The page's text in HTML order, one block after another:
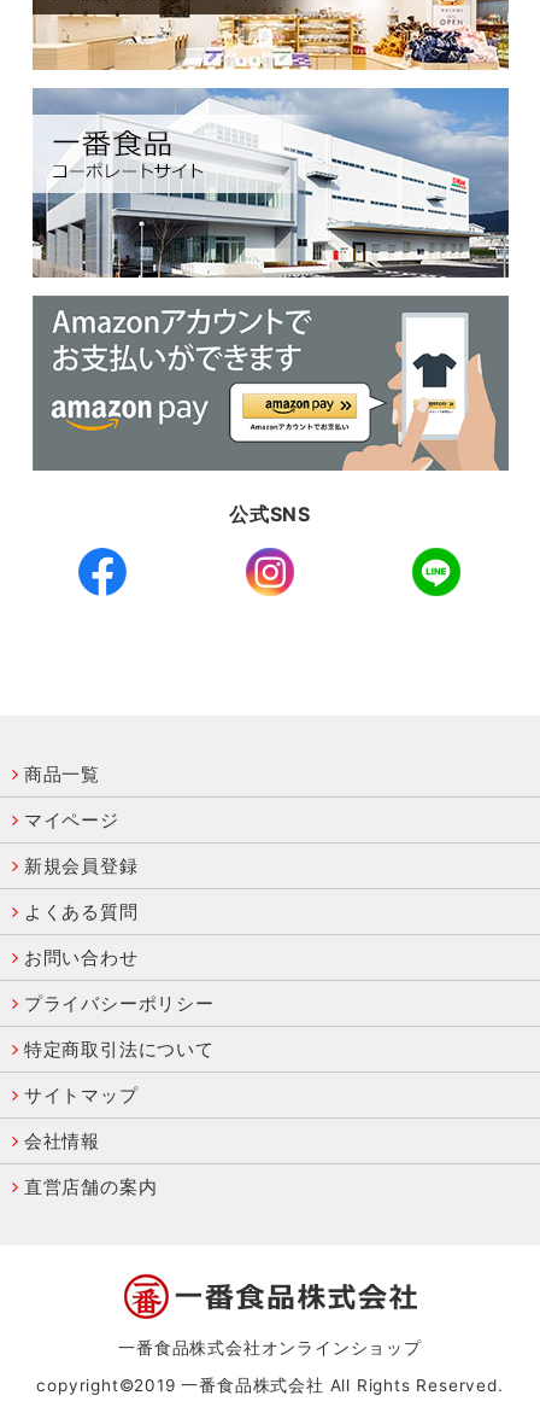
公式SNS
商品一覧
マイページ
新規会員登録
よくある質問
お問い合わせ
プライバシーポリシー
特定商取引法について
サイトマップ
会社情報
直営店舗の案内
一番食品株式会社オンラインショップ
copyright©2019 一番食品株式会社 All Rights Reserved.